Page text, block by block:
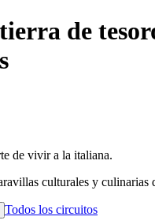
de
de vivir a la italiana.
culturales y culinarias
Todos los circuitos